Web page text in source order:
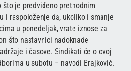
što je predviđeno prethodnim
i raspoloženje da, ukoliko i smanje
u ponedeljak, vrate iznose za
što nastavnici nadoknade
i časove. Sindikati će o ovoj
u subotu – navodi Brajković.